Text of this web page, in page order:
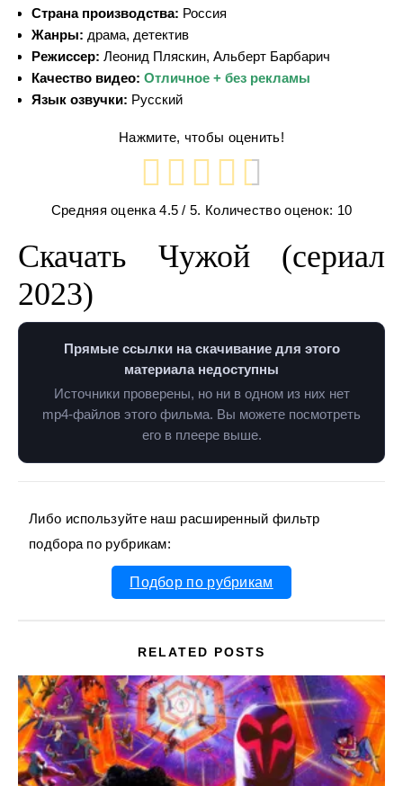
Страна производства: Россия
Жанры: драма, детектив
Режиссер: Леонид Пляскин, Альберт Барбарич
Качество видео: Отличное + без рекламы
Язык озвучки: Русский
Нажмите, чтобы оценить!
Средняя оценка4.5 / 5. Количество оценок: 10
Скачать Чужой (сериал
2023)
Прямые ссылки на скачивание для этого
материала недоступны
Источники проверены, но ни в одном из них нет
mp4-файлов этого фильма. Вы можете посмотреть
его в плеере выше.
Либо используйте наш расширенный фильтр
подбора по рубрикам:
Подбор по рубрикам
RELATED POSTS